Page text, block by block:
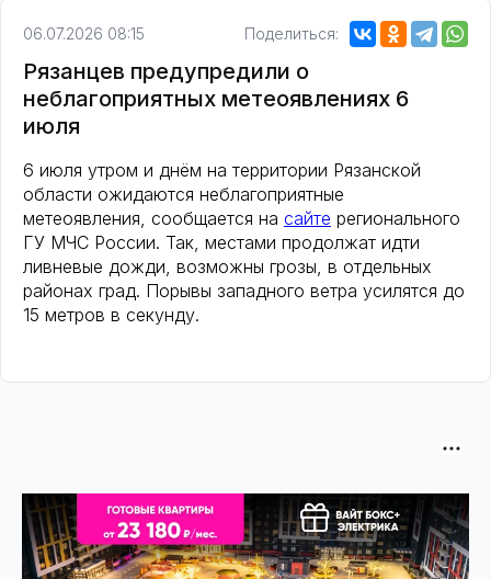
06.07.2026 08:15 Поделиться:
Рязанцев предупредили о
неблагоприятных метеоявлениях 6
июля
6 июля утром и днём на территории Рязанской
области ожидаются неблагоприятные
метеоявления, сообщается на сайте регионального
ГУ МЧС России. Так, местами продолжат идти
ливневые дожди, возможны грозы, в отдельных
районах град. Порывы западного ветра усилятся до
15 метров в секунду.